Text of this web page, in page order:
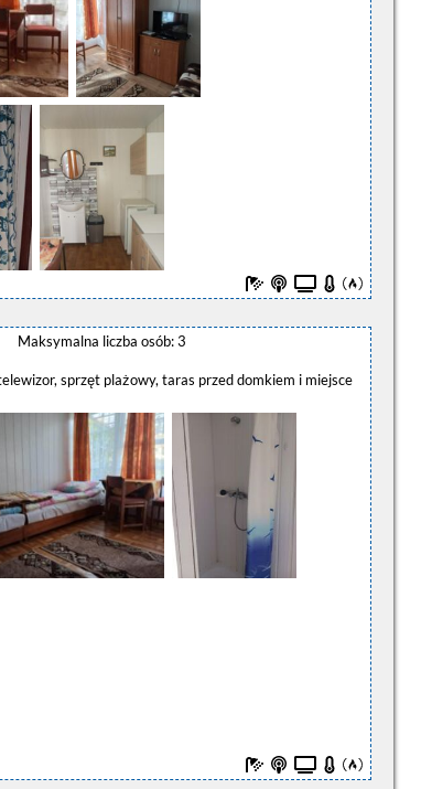
Maksymalna liczba osób: 3
sprzęt plażowy, taras przed domkiem i miejsce